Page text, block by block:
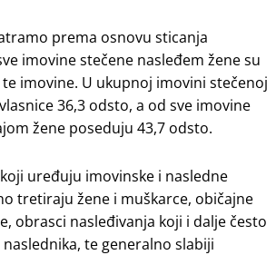
prema osnovu sticanja
imovine stečene nasleđem žene su
imovine. U ukupnoj imovini stečenoj
36,3 odsto, a od sve imovine
žene poseduju 43,7 odsto.
uređuju imovinske i nasledne
tretiraju žene i muškarce, običajne
obrasci nasleđivanja koji i dalje često
te generalno slabiji